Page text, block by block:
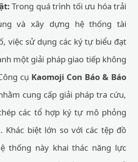
Trong quá trình tối ưu hóa trải
và xây dựng hệ thống tài
việc sử dụng các ký tự biểu đạt
một giải pháp giao tiếp không
cụ Kaomoji Con Báo & Báo
cung cấp giải pháp tra cứu,
các tổ hợp ký tự mô phỏng
Khác biệt lớn so với các tệp đồ
thống này khai thác năng lực